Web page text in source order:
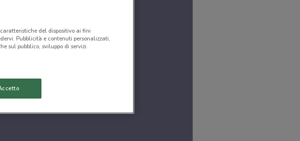
del dispositivo ai fini
Pubblicità e contenuti personalizzati,
sul pubblico, sviluppo di servizi.